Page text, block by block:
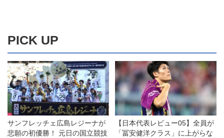
PICK UP
サンフレッチェ広島レジーナが
悲願の初優勝！ 元日の国立競技
【日本代表レビュー05】全員が
「冨安健洋クラス」に上がらな